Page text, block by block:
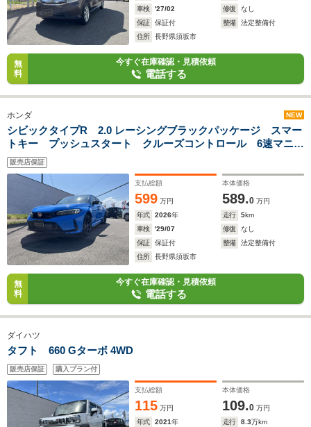
車検
'27/02 修復
なし
保証
保証付 整備
法定整備付
住所
長野県須坂市
無
料
今すぐ在庫確認・見積依頼
電話する
ホンダ NEW
シビックタイプR 2.0 レーシングブラックパッケージ スマー
トキー プッシュスタート クルーズコントロール 6速マニュ
アル 純正ナビ テレビ バックカメラ ETC
販売店保証
支払総額
599 万円
本体価格
589.0 万円
年式
2026年 走行 5km
車検
'29/07 修復
なし
保証
保証付 整備
法定整備付
住所
長野県須坂市
無
料
今すぐ在庫確認・見積依頼
電話する
ダイハツ
タフト 660 Gターボ 4WD
販売店保証 購入プラン付
支払総額
115 万円
本体価格
109.0 万円
年式
2021年 走行 8.3万km